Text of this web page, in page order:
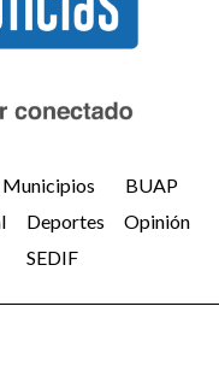
Municipios
BUAP
Deportes
Opinión
SEDIF